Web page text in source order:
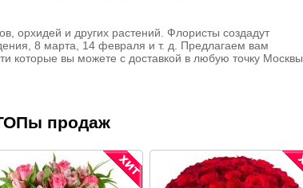
орхидей и других растений. Флористы создадут
8 марта, 14 февраля и т. д. Предлагаем вам
которые вы можете с доставкой в любую точку Москвы.
продаж